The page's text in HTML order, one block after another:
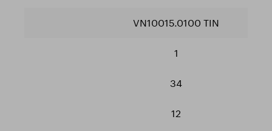
VN10015.0100 TIN
1
34
12